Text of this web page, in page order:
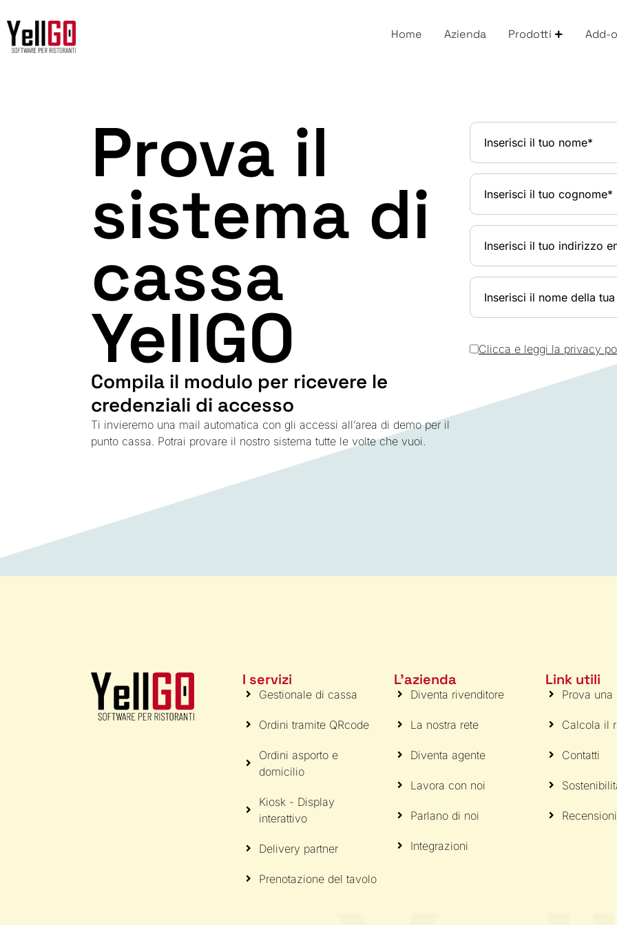
Home Azienda Prodotti Add-
Prova il
sistema di
cassa
YellGO
Compila il modulo per ricevere le
credenziali di accesso
Ti invieremo una mail automatica con gli accessi all’area di demo per il
punto cassa. Potrai provare il nostro sistema tutte le volte che vuoi.
Clicca e leggi la privacy
I servizi
Gestionale di cassa
Ordini tramite QRcode
Ordini asporto e
domicilio
Kiosk - Display
interattivo
Delivery partner
Prenotazione del tavolo
L'azienda
Diventa rivenditore
La nostra rete
Diventa agente
Lavora con noi
Parlano di noi
Integrazioni
Link utili
Prova una
Calcola il
Contatti
Recensioni